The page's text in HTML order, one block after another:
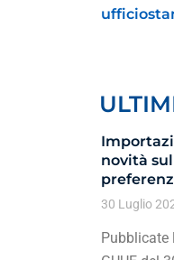
novità
30 Luglio
Pubblicate